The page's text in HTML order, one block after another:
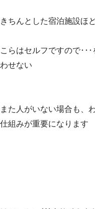
きちんとした宿泊施設ほ
こらはセルフですので･･
わせない
また人がいない場合も、
仕組みが重要になります